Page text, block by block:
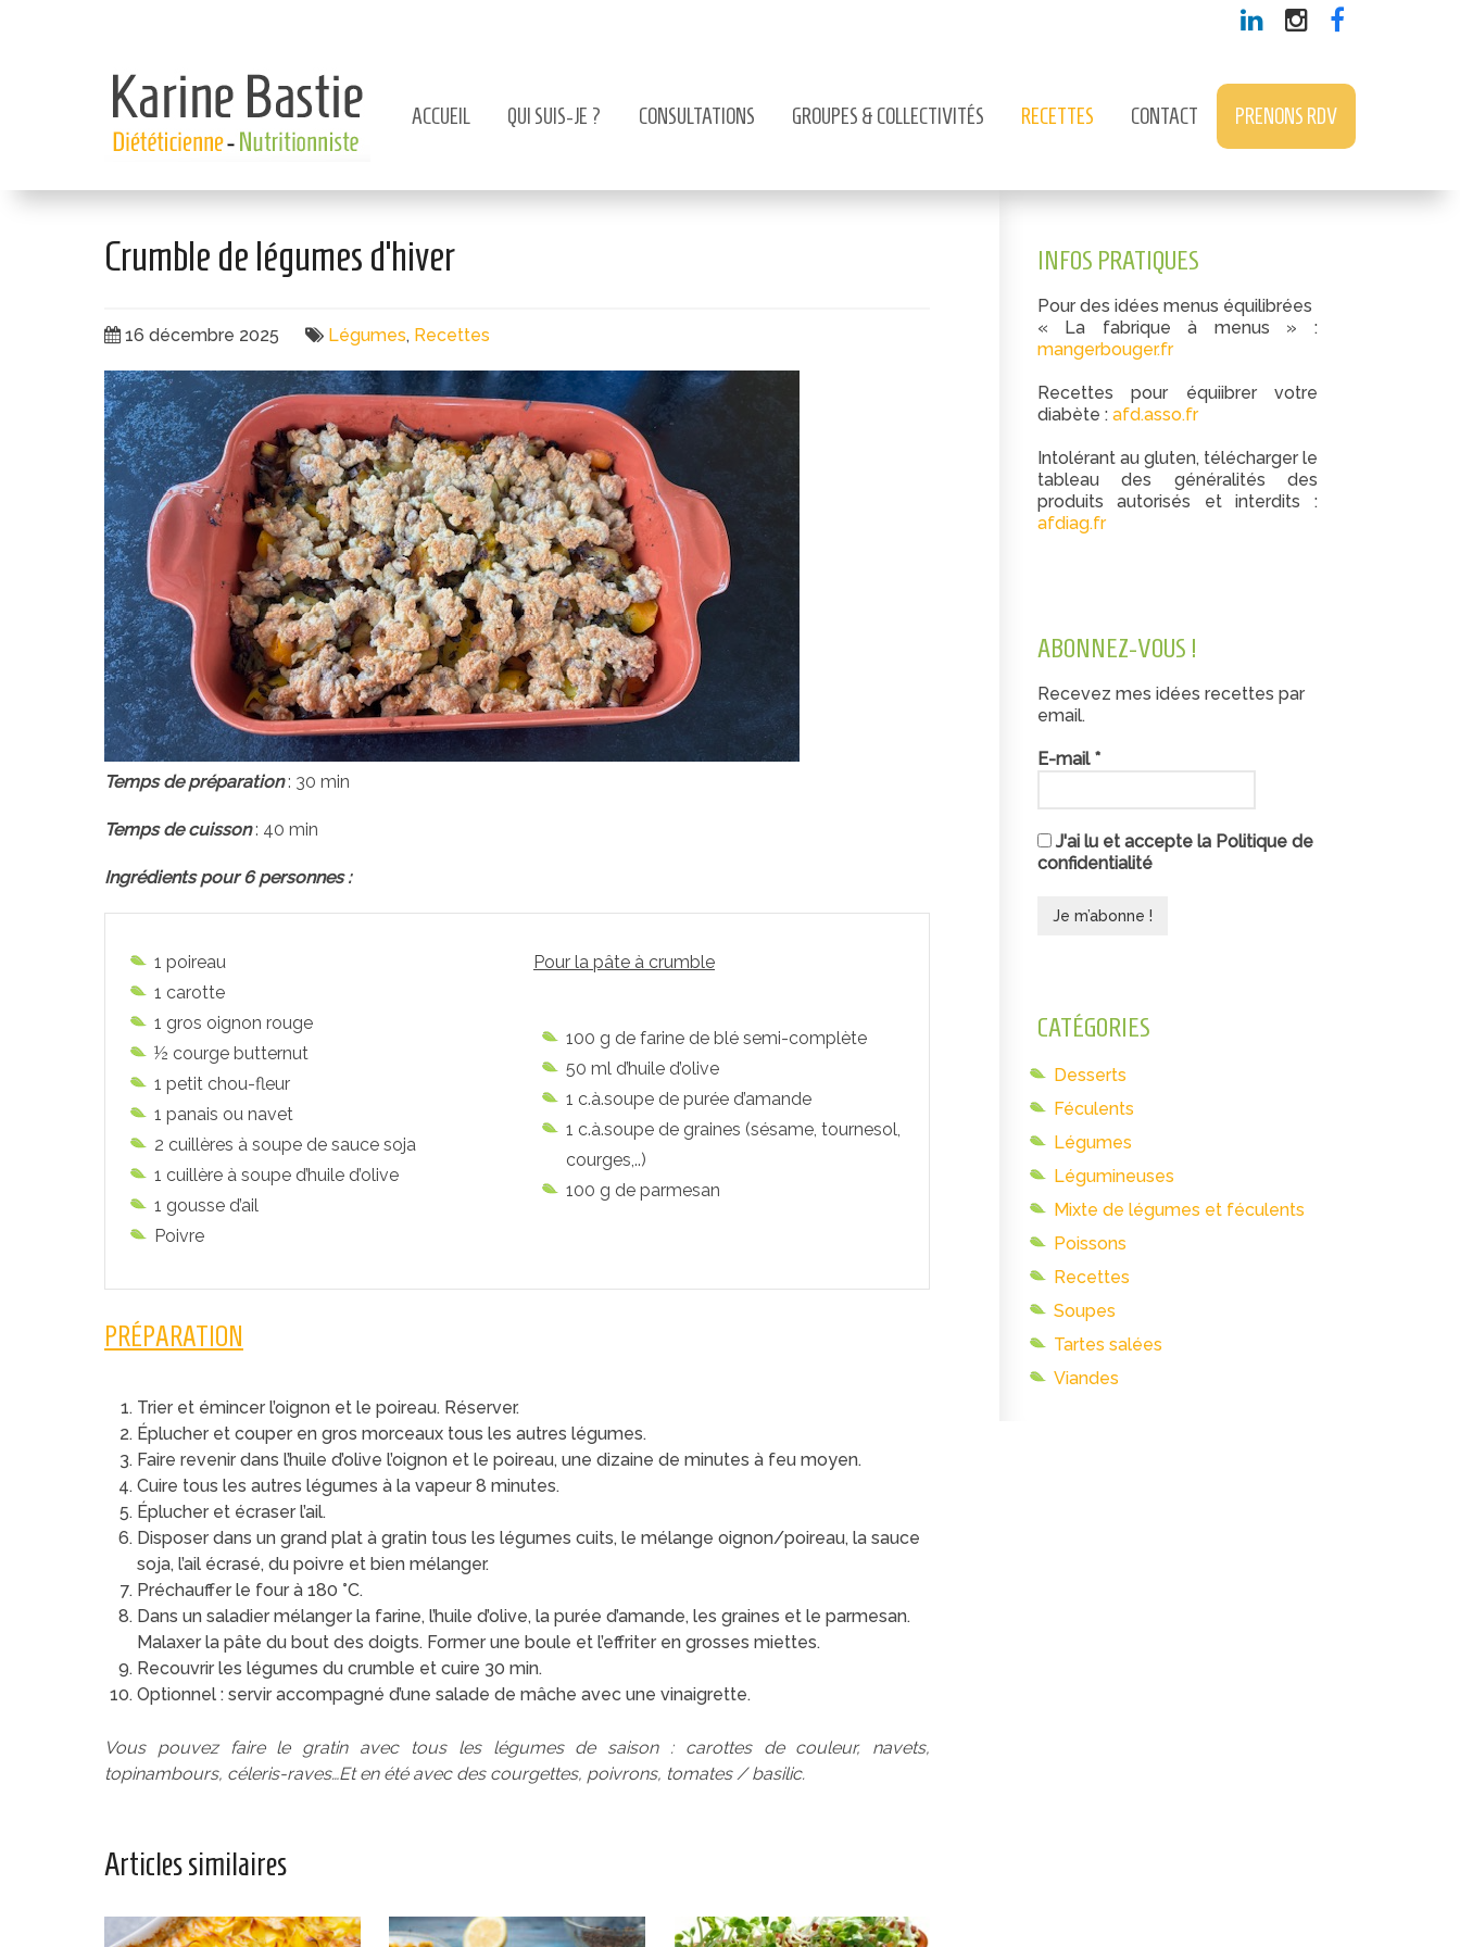
ACCUEIL QUI SUIS-JE ? CONSULTATIONS GROUPES & COLLECTIVITÉS RECETTES CONTACT PRENONS RDV
Crumble de légumes d’hiver
16 décembre 2025 Légumes, Recettes
Temps de préparation: 30 min
Temps de cuisson: 40 min
Ingrédients pour 6 personnes :
1 poireau
1 carotte
1 gros oignon rouge
½ courge butternut
1 petit chou-fleur
1 panais ou navet
2 cuillères à soupe de sauce soja
1 cuillère à soupe d’huile d’olive
1 gousse d’ail
Poivre
Pour la pâte à crumble
100 g de farine de blé semi-complète
50 ml d’huile d’olive
1 c.à.soupe de purée d’amande
1 c.à.soupe de graines (sésame, tournesol,
courges,..)
100 g de parmesan
PRÉPARATION
Trier et émincer l’oignon et le poireau. Réserver.
Éplucher et couper en gros morceaux tous les autres légumes.
Faire revenir dans l’huile d’olive l’oignon et le poireau, une dizaine de minutes à feu moyen.
Cuire tous les autres légumes à la vapeur 8 minutes.
Éplucher et écraser l’ail.
Disposer dans un grand plat à gratin tous les légumes cuits, le mélange oignon/poireau, la sauce
soja, l’ail écrasé, du poivre et bien mélanger.
Préchauffer le four à 180 °C.
Dans un saladier mélanger la farine, l’huile d’olive, la purée d’amande, les graines et le parmesan.
Malaxer la pâte du bout des doigts. Former une boule et l’effriter en grosses miettes.
Recouvrir les légumes du crumble et cuire 30 min.
Optionnel : servir accompagné d’une salade de mâche avec une vinaigrette.
Vous pouvez faire le gratin avec tous les légumes de saison : carottes de couleur, navets,
topinambours, céleris-raves…Et en été avec des courgettes, poivrons, tomates / basilic.
Articles similaires
INFOS PRATIQUES
Pour des idées menus équilibrées
« La fabrique à menus » :
mangerbouger.fr
Recettes pour équiibrer votre
diabète : afd.asso.fr
Intolérant au gluten, télécharger le
tableau des généralités des
produits autorisés et interdits :
afdiag.fr
ABONNEZ-VOUS !
Recevez mes idées recettes par
email.
E-mail *
J'ai lu et accepte la Politique de
confidentialité
CATÉGORIES
Desserts
Féculents
Légumes
Légumineuses
Mixte de légumes et féculents
Poissons
Recettes
Soupes
Tartes salées
Viandes